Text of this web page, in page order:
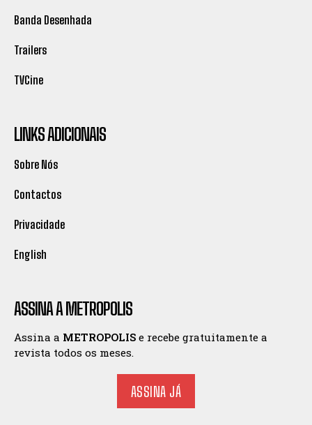
Banda Desenhada
Trailers
TVCine
LINKS ADICIONAIS
Sobre Nós
Contactos
Privacidade
English
ASSINA A METROPOLIS
Assina a METROPOLIS e recebe gratuitamente a
revista todos os meses.
ASSINA JÁ